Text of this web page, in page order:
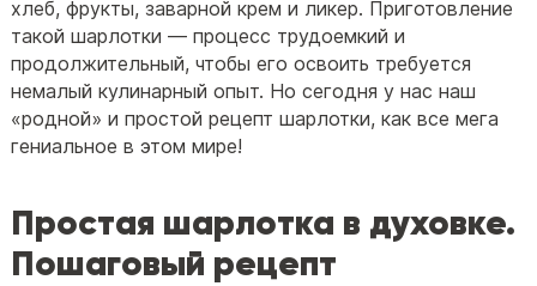
хлеб, фрукты, заварной крем и ликер. Приготовление
такой шарлотки — процесс трудоемкий и
продолжительный, чтобы его освоить требуется
немалый кулинарный опыт. Но сегодня у нас наш
«родной» и простой рецепт шарлотки, как все мега
гениальное в этом мире!
Простая шарлотка в духовке.
Пошаговый рецепт